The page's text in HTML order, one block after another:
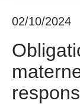
02/10/2024